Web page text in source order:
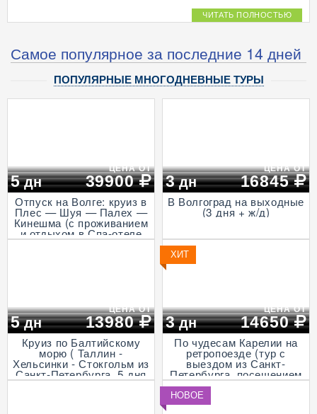
ЧИТАТЬ ПОЛНОСТЬЮ
Самое популярное за последние 14 дней
ПОПУЛЯРНЫЕ МНОГОДНЕВНЫЕ ТУРЫ
5дн
ЦЕНА ОТ
39900
Отпуск на Волге: круиз в
Плес — Шуя — Палех —
Кинешма (с проживанием
и отдыхом в Спа-отеле
Волга, проезд на
3дн
ЦЕНА ОТ
16845
В Волгоград на выходные
(3 дня + ж/д)
5дн
ЦЕНА ОТ
13980
Круиз по Балтийскому
морю ( Таллин -
Хельсинки - Стокгольм из
Санкт-Петербурга, 5 дня
+ ж/д)
ХИТ
3дн
ЦЕНА ОТ
14650
По чудесам Карелии на
ретропоезде (тур с
выездом из Санкт-
Петербурга, посещением
музея живой истории и
деревни викингов -
"Бастiонъ", экскурсией в
НОВОЕ